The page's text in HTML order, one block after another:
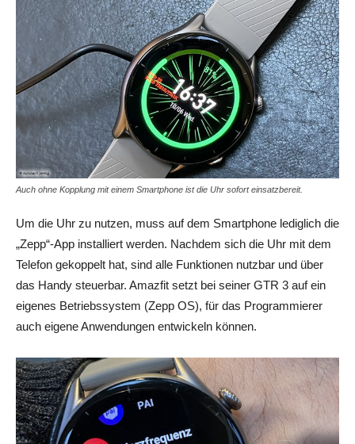
Auch ohne Kopplung mit einem Smartphone ist die Uhr sofort einsatzbereit.
Um die Uhr zu nutzen, muss auf dem Smartphone lediglich die
„Zepp“-App installiert werden. Nachdem sich die Uhr mit dem
Telefon gekoppelt hat, sind alle Funktionen nutzbar und über
das Handy steuerbar. Amazfit setzt bei seiner GTR 3 auf ein
eigenes Betriebssystem (Zepp OS), für das Programmierer
auch eigene Anwendungen entwickeln können.